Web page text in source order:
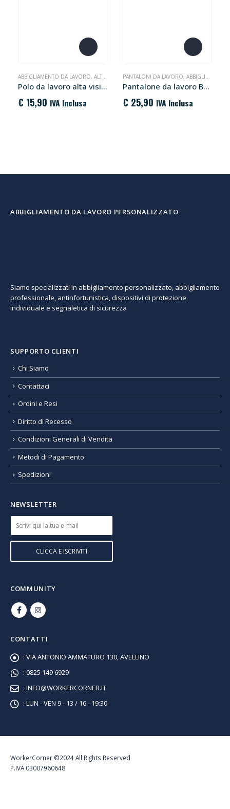
Questo prodotto ha più varianti. Le opzioni possono essere scelte nella pagina del prodotto
ABBIGLIAMENTO DA LAVORO, ALTA VISIBILITÀ
Polo da lavoro alta visibilità Neon U-Power
€ 15,90 IVA Inclusa
Questo prodotto ha più varianti. Le opzioni possono essere scelte nella pagina del prodotto
PANTALONI DA LAVORO, ABBIGLIAMENTO DA LAVORO
Pantalone da lavoro Bravo U-Power
€ 25,90 IVA Inclusa
ABBIGLIAMENTO DA LAVORO PERSONALIZZATO
Siamo specializzati in abbigliamento personalizzato, abbigliamento
professionale, antinfortunistica, dispositivi di protezione
individuale e segnaletica di sicurezza
SUPPORTO CLIENTI
Chi Siamo
Contattaci
Ordini e Resi
Diritto di Recesso
Condizioni Generali di Vendita
Metodi di Pagamento
Spedizioni
NEWSLETTER
COMMUNITY
CONTATTI
: VIA ANTONIO AMMATURO 130, AVELLINO
: 0825 149 6929
: INFO@WORKERCORNER.IT
: LUN - VEN 9 - 13 / 16 - 19:30
WorkerCorner ©2024 All Rights Reserved
P.IVA 03007960648